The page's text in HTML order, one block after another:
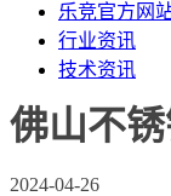
乐竞官方网
行业资讯
技术资讯
佛山不
2024-04-26